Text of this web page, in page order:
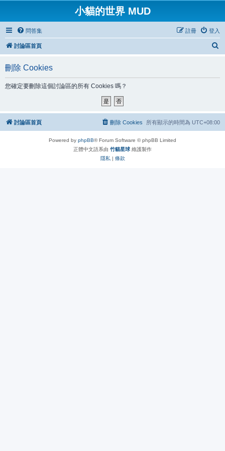
小貓的世界 MUD
問答集 登入
註冊
討論區首頁
刪除 Cookies
您確定要刪除這個討論區的所有 Cookies 嗎？
討論區首頁 所有顯示的時間為 UTC+08:00
刪除 Cookies
Powered by phpBB® Forum Software © phpBB Limited
正體中文語系由 竹貓星球 維護製作
隱私 | 條款